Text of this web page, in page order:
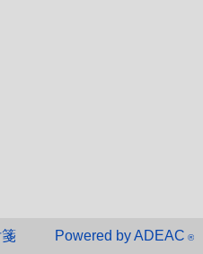
Powered by ADEAC ®